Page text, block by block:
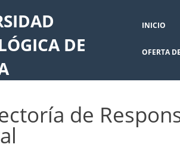
DE
INICIO
OFERTA
de